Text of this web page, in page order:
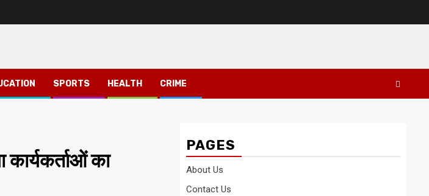
SPORTS HEALTH CRIME
का
PAGES
About Us
Contact Us